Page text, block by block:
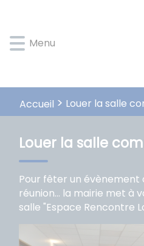
rapide
au
rapide
au
rapide
rapide
au
page
Menu
Accueil Louer la salle
Louer la salle
Pour fêter un évènement
réunion... la mairie met à
salle "Espace Rencontre